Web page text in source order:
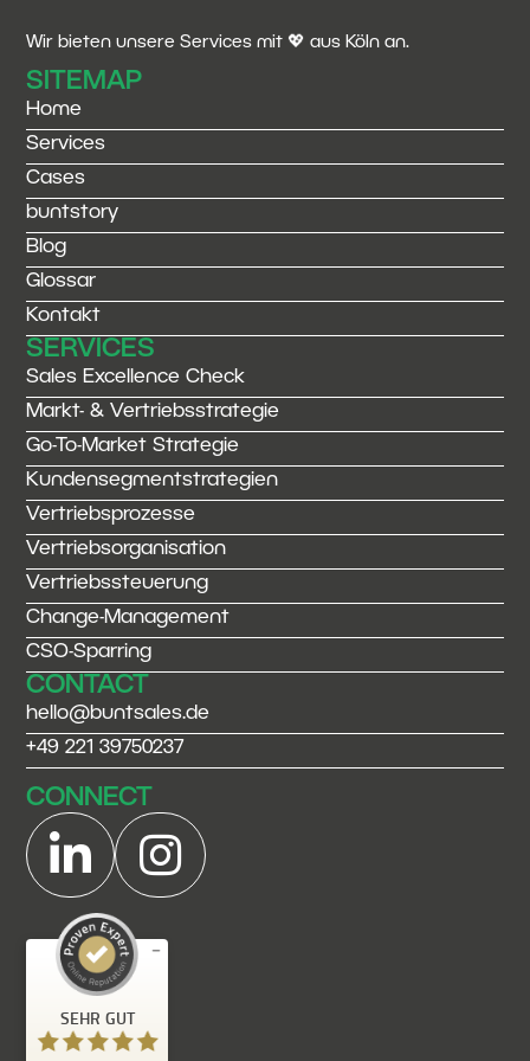
Wir bieten unsere Services mit 💖 aus Köln an.
SITEMAP
Home
Services
Cases
buntstory
Blog
Glossar
Kontakt
SERVICES
Sales Excellence Check
Markt- & Vertriebsstrategie
Go-To-Market Strategie
Kundensegmentstrategien
Vertriebsprozesse
Vertriebsorganisation
Vertriebssteuerung
Change-Management
CSO-Sparring
CONTACT
hello@buntsales.de
+49 221 39750237
CONNECT
 
SEHR GUT
Kundenbewertungen und Erfahrungen zu
buntsales | Vertriebsberatung für den Mittelstand